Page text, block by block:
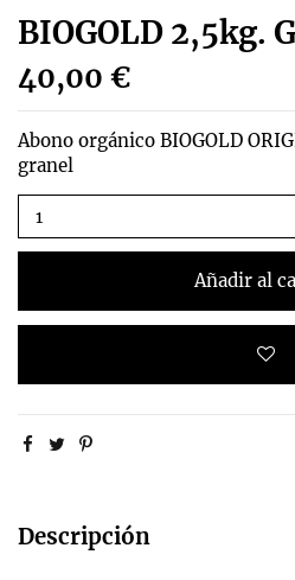
BIOGOLD 2,5kg.
40,00 €
Abono orgánico BIOGOLD
granel
Añadir al
Descripción